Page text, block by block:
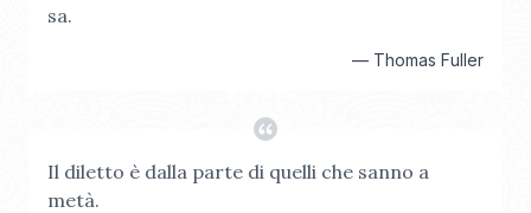
sa.
— Thomas Fuller
Il diletto è dalla parte di quelli che sanno a
metà.